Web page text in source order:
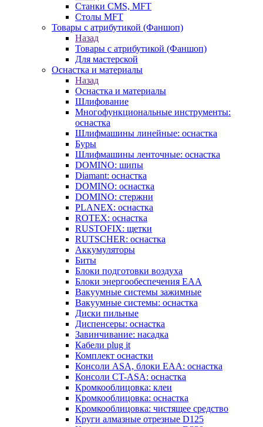
Станки CMS, MFT
Столы MFT
Товары с атрибутикой (Фаншоп)
Назад
Товары с атрибутикой (Фаншоп)
Для мастерской
Оснастка и материалы
Назад
Оснастка и материалы
Шлифование
Многофункциональные инструменты:
оснастка
Шлифмашины линейные: оснастка
Буры
Шлифмашины ленточные: оснастка
DOMINO: шипы
Diamant: оснастка
DOMINO: оснастка
DOMINO: стержни
PLANEX: оснастка
ROTEX: оснастка
RUSTOFIX: щетки
RUTSCHER: оснастка
Аккумуляторы
Биты
Блоки подготовки воздуха
Блоки энергообеспечения EAA
Вакуумные системы зажимные
Вакуумные системы: оснастка
Диски пильные
Диспенсеры: оснастка
Завинчивание: насадка
Кабели plug it
Комплект оснастки
Консоли ASA, блоки EAA: оснастка
Консоли CT-ASA: оснастка
Кромкооблицовка: клеи
Кромкооблицовка: оснастка
Кромкооблицовка: чистящее средство
Круги алмазные отрезные D125